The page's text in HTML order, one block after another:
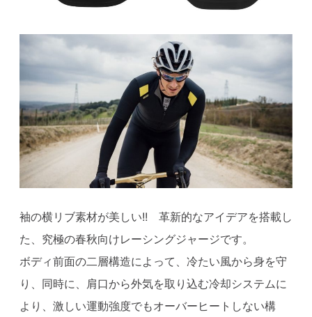
袖の横リブ素材が美しい!! 革新的なアイデアを搭載し
た、究極の春秋向けレーシングジャージです。
ボディ前面の二層構造によって、冷たい風から身を守
り、同時に、肩口から外気を取り込む冷却システムに
より、激しい運動強度でもオーバーヒートしない構